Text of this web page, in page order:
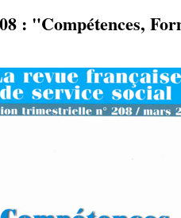
: "Compétences,